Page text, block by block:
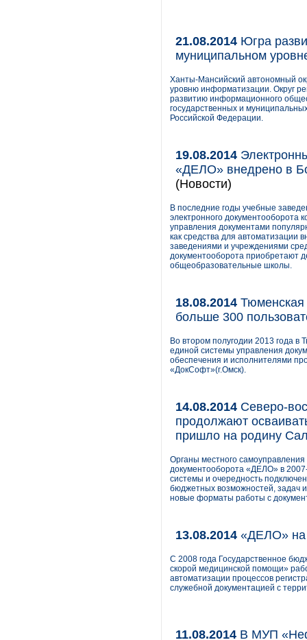
21.08.2014 Югра
муниципальном
Ханты-Мансийский автономный
уровню информатизации. Округ
развитию информационного
государственных и
Российской Федерации.
19.08.2014
«ДЕЛО» внедрено в
(Новости)
В последние годы учебные
электронного
управления документами
как средства для автоматизации
заведениями и учреждениями
документооборота приобретают
общеобразовательные школы.
18.08.2014
больше 300
Во втором полугодии 2013 года в
единой системы управления
обеспечения и исполнителями
«ДокСофт»(г.Омск).
14.08.2014 Северо-
продолжают
пришло на родину
Органы местного
документооборота «ДЕЛО» в
системы и очередность
бюджетных возможностей, задач
новые форматы работы с
13.08.2014 «ДЕЛО» на
С 2008 года Государственное
скорой медицинской помощи»
автоматизации процессов
служебной документацией с
11.08.2014 В МУП